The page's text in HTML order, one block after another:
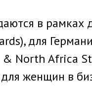
в рамках
для
North Africa
женщин в